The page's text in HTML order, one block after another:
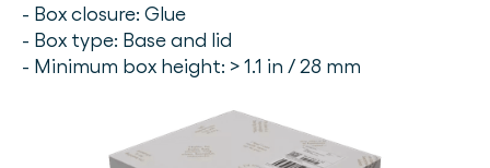
- Box closure: Glue
- Box type: Base and lid
- Minimum box height: > 1.1 in / 28 mm